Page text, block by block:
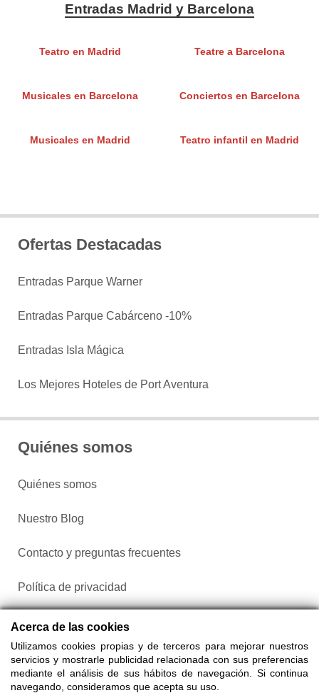
Entradas Madrid y Barcelona
Teatro en Madrid Teatre a Barcelona
Musicales en Barcelona Conciertos en Barcelona
Musicales en Madrid Teatro infantil en Madrid
Ofertas Destacadas
Entradas Parque Warner
Entradas Parque Cabárceno -10%
Entradas Isla Mágica
Los Mejores Hoteles de Port Aventura
Quiénes somos
Quiénes somos
Nuestro Blog
Contacto y preguntas frecuentes
Política de privacidad
Configurar cookies
Acerca de las cookies
Utilizamos cookies propias y de terceros para mejorar nuestros
servicios y mostrarle publicidad relacionada con sus preferencias
mediante el análisis de sus hábitos de navegación. Si continua
navegando, consideramos que acepta su uso.